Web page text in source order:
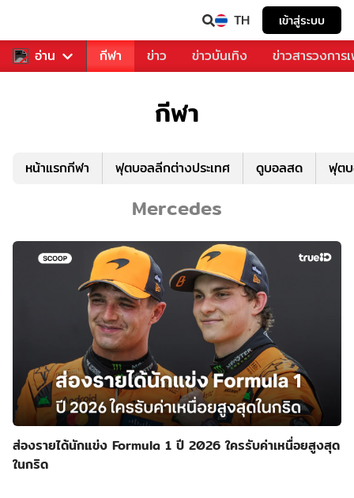
TH เข้าสู่ระบบ
อ่าน
สำหรับคุณ กีฬา ข่าว ข่าวบันเทิง ข่าวสารวงการ
กีฬา
หน้าแรกกีฬา ฟุตบอลลีกต่างประเทศ ดูบอลสด ฟุต
Mercedes
ส่องรายได้นักแข่ง Formula 1 ปี 2026 ใครรับค่าเหนื่อยสูงสุด
ในกริด